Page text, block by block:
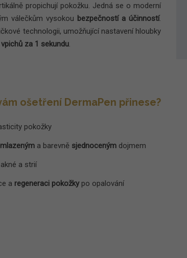
propichují pokožku. Jedná se o moderní
válečkům vysokou bezpečností a účinností.
technologii, umožňující nastavení hloubky
za 1 sekundu.
ošetření DermaPen přinese?
pokožky
a barevně sjednocenýmdojmem
a strií
a regeneraci pokožkypo opalování